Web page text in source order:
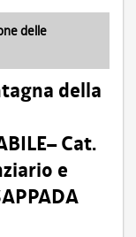
delle
della
Cat.
e